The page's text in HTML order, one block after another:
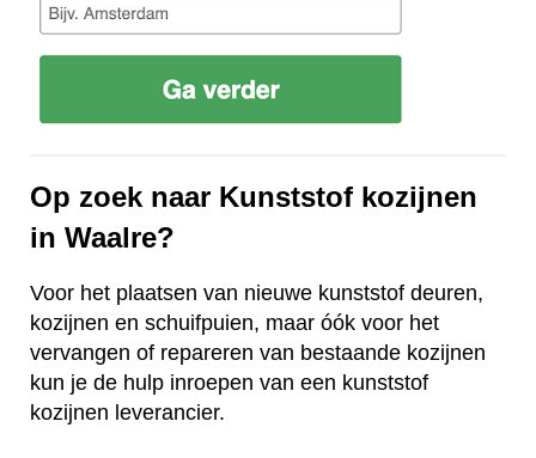
Op zoek naar Kunststof kozijnen
in Waalre?
Voor het plaatsen van nieuwe kunststof deuren,
kozijnen en schuifpuien, maar óók voor het
vervangen of repareren van bestaande kozijnen
kun je de hulp inroepen van een kunststof
kozijnen leverancier.